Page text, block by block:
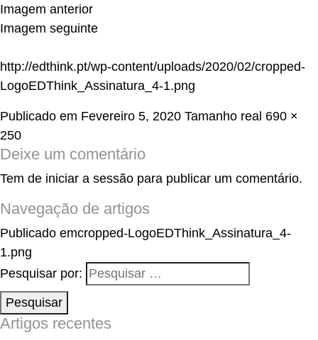
Imagem anterior
Imagem seguinte
http://edthink.pt/wp-content/uploads/2020/02/cropped-
LogoEDThink_Assinatura_4-1.png
Publicado em Fevereiro 5, 2020 Tamanho real 690 ×
250
Deixe um comentário
Tem de iniciar a sessão para publicar um comentário.
Navegação de artigos
Publicado emcropped-LogoEDThink_Assinatura_4-
1.png
Pesquisar por:
Pesquisar
Artigos recentes